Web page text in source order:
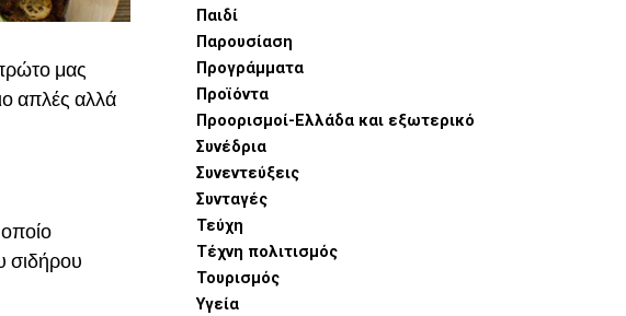
μας
απλές αλλά
σιδήρου
Παιδί
Παρουσίαση
Προγράμματα
Προϊόντα
Προορισμοί-Ελλάδα και εξωτερικό
Συνέδρια
Συνεντεύξεις
Συνταγές
Τεύχη
Τέχνη πολιτισμός
Τουρισμός
Υγεία